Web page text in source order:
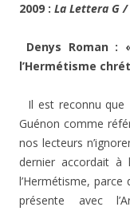
2009 : La Lettera G
Denys Roman :
l’Hermétisme
Il est reconnu que
Guénon comme
nos lecteurs
dernier accordait à
l’Hermétisme, parce
présente avec